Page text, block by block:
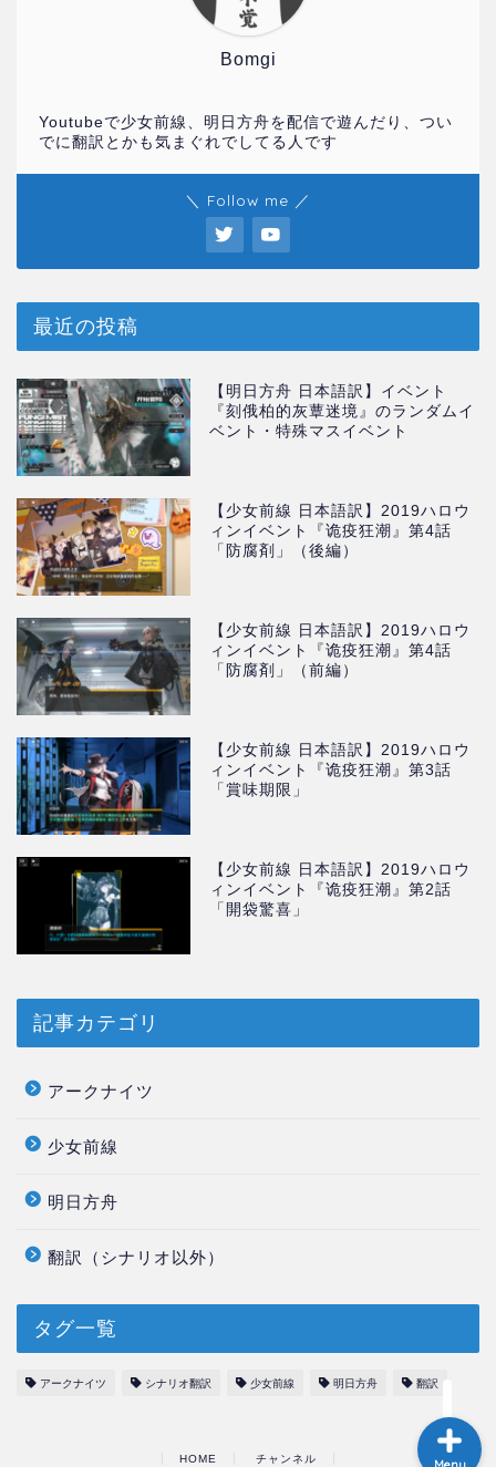
Bomgi
Youtubeで少女前線、明日方舟を配信で遊んだり、つい
でに翻訳とかも気まぐれでしてる人です
＼ Follow me ／
最近の投稿
【明日方舟 日本語訳】イベント
『刻俄柏的灰蕈迷境』のランダムイ
ベント・特殊マスイベント
【少女前線 日本語訳】2019ハロウ
ィンイベント『诡疫狂潮』第4話
「防腐剤」（後編）
【少女前線 日本語訳】2019ハロウ
ィンイベント『诡疫狂潮』第4話
「防腐剤」（前編）
【少女前線 日本語訳】2019ハロウ
ィンイベント『诡疫狂潮』第3話
「賞味期限」
【少女前線 日本語訳】2019ハロウ
ィンイベント『诡疫狂潮』第2話
「開袋驚喜」
記事カテゴリ
アークナイツ
少女前線
明日方舟
翻訳（シナリオ以外）
タグ一覧
アークナイツ シナリオ翻訳 少女前線 明日方舟 翻訳
HOME チャンネル